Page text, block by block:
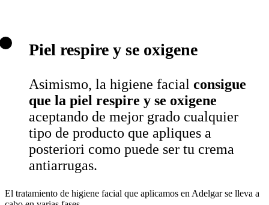
Piel respire y se oxigene
Asimismo, la higiene facial consigue
que la piel respire y se oxigene
aceptando de mejor grado cualquier
tipo de producto que apliques a
posteriori como puede ser tu crema
antiarrugas.
El tratamiento de higiene facial que aplicamos en Adelgar se lleva a